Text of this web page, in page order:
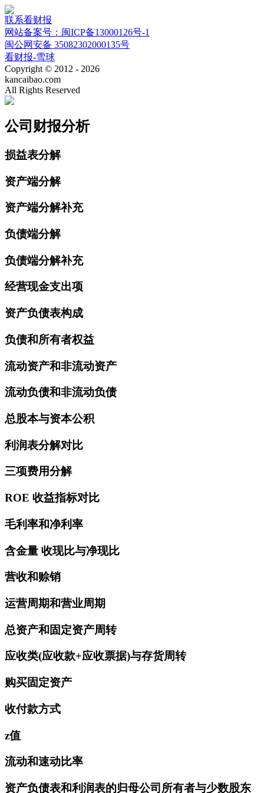
联系看财报
网站备案号：闽ICP备13000126号-1
闽公网安备 35082302000135号
看财报-雪球
Copyright © 2012 - 2026
kancaibao.com
All Rights Reserved
公司财报分析
损益表分解
资产端分解
资产端分解补充
负债端分解
负债端分解补充
经营现金支出项
资产负债表构成
负债和所有者权益
流动资产和非流动资产
流动负债和非流动负债
总股本与资本公积
利润表分解对比
三项费用分解
ROE 收益指标对比
毛利率和净利率
含金量 收现比与净现比
营收和赊销
运营周期和营业周期
总资产和固定资产周转
应收类(应收款+应收票据)与存货周转
购买固定资产
收付款方式
z值
流动和速动比率
资产负债表和利润表的归母公司所有者与少数股东